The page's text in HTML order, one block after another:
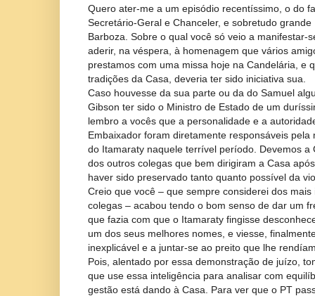
Quero ater-me a um episódio recentíssimo, o do
Secretário-Geral e Chanceler, e sobretudo
Barboza. Sobre o qual você só veio a manifestar-
aderir, na véspera, à homenagem que vários
prestamos com uma missa hoje na Candelária, e
tradições da Casa, deveria ter sido iniciativa sua.
Caso houvesse da sua parte ou da do Samuel
Gibson ter sido o Ministro de Estado de um
lembro a vocês que a personalidade e a
Embaixador foram diretamente responsáveis pela
do Itamaraty naquele terrível período. Devemos a
dos outros colegas que bem dirigiram a Casa
haver sido preservado tanto quanto possível da
Creio que você – que sempre considerei dos
colegas – acabou tendo o bom senso de dar um
que fazia com que o Itamaraty fingisse
um dos seus melhores nomes, e viesse,
inexplicável e a juntar-se ao preito que lhe
Pois, alentado por essa demonstração de juízo,
que use essa inteligência para analisar com
gestão está dando à Casa. Para ver que o PT